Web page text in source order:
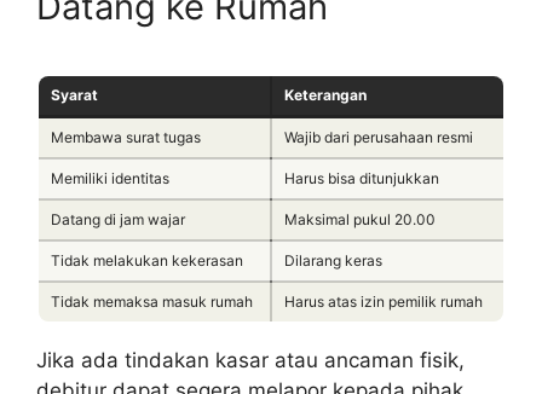
Syarat Keterangan
Membawa surat tugas Wajib dari perusahaan resmi
Memiliki identitas Harus bisa ditunjukkan
Datang di jam wajar Maksimal pukul 20.00
Tidak melakukan kekerasan Dilarang keras
Tidak memaksa masuk rumah Harus atas izin pemilik rumah
Jika ada tindakan kasar atau ancaman fisik,